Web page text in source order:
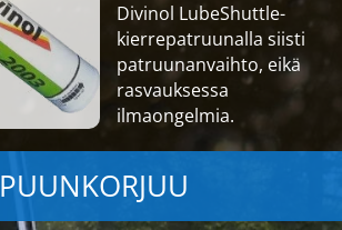
Divinol LubeShuttle-
kierrepatruunalla siisti
patruunanvaihto, eikä
rasvauksessa
ilmaongelmia.
PUUNKORJUU